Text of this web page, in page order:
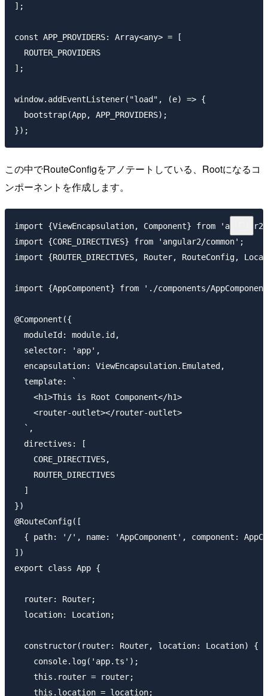
];
const APP_PROVIDERS: Array<any> = [
  ROUTER_PROVIDERS
];
window.addEventListener("load", (e) => {
  bootstrap(App, APP_PROVIDERS);
この中でRouteConfigをアノテートしている、Rootになるコ
ンポーネントを作成します。
import {ViewEncapsulation, Component} from
import {CORE_DIRECTIVES} from 'angular2/common';
import {ROUTER_DIRECTIVES, Router, RouteConfig,
import {AppComponent} from './components/
@Component({
  moduleId: module.id,
  selector: 'app',
  encapsulation: ViewEncapsulation.Emulated,
  template: `
    <h1>This is Root Component</h1>
    <router-outlet></router-outlet>
  `,
  directives: [
    CORE_DIRECTIVES,
    ROUTER_DIRECTIVES
  ]
})
@RouteConfig([
{ path: '/', name: 'AppComponent', component:
])
export class App {
  router: Router;
  location: Location;
  constructor(router: Router, location: Location) {
    console.log('app.ts');
    this.router = router;
    this.location = location;